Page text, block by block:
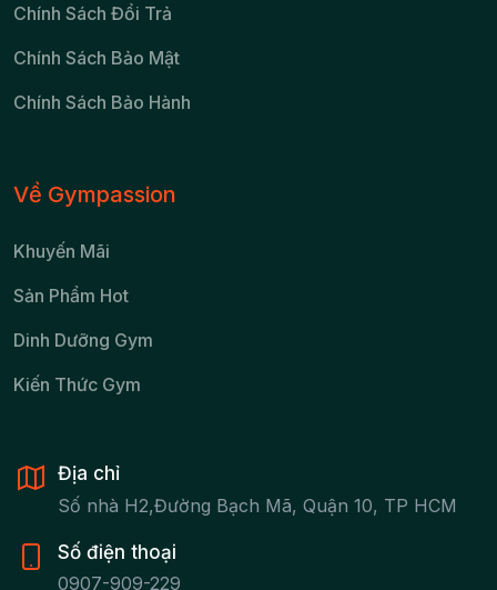
Chính Sách Đổi Trả
Chính Sách Bảo Mật
Chính Sách Bảo Hành
Về Gympassion
Khuyến Mãi
Sản Phẩm Hot
Dinh Dưỡng Gym
Kiến Thức Gym
Địa chỉ
Số nhà H2,Đường Bạch Mã, Quận 10, TP HCM
Số điện thoại
0907-909-229